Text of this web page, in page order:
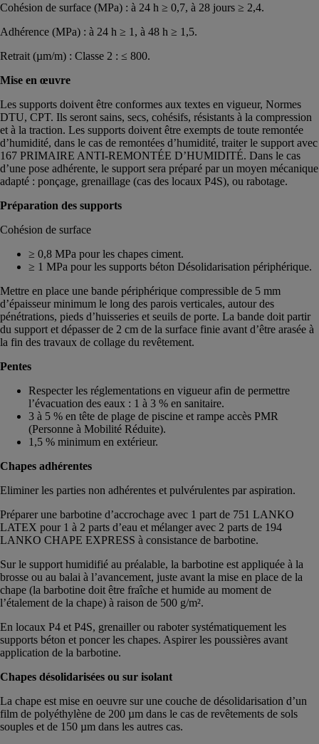
Cohésion de surface (MPa) : à 24 h ≥ 0,7, à 28 jours ≥ 2,4.
Adhérence (MPa) : à 24 h ≥ 1, à 48 h ≥ 1,5.
Retrait (µm/m) : Classe 2 : ≤ 800.
Mise en œuvre
Les supports doivent être conformes aux textes en vigueur, Normes
DTU, CPT. Ils seront sains, secs, cohésifs, résistants à la compression
et à la traction. Les supports doivent être exempts de toute remontée
d’humidité, dans le cas de remontées d’humidité, traiter le support avec
167 PRIMAIRE ANTI-REMONTÉE D’HUMIDITÉ. Dans le cas
d’une pose adhérente, le support sera préparé par un moyen mécanique
adapté : ponçage, grenaillage (cas des locaux P4S), ou rabotage.
Préparation des supports
Cohésion de surface
≥ 0,8 MPa pour les chapes ciment.
≥ 1 MPa pour les supports béton Désolidarisation périphérique.
Mettre en place une bande périphérique compressible de 5 mm
d’épaisseur minimum le long des parois verticales, autour des
pénétrations, pieds d’huisseries et seuils de porte. La bande doit partir
du support et dépasser de 2 cm de la surface finie avant d’être arasée à
la fin des travaux de collage du revêtement.
Pentes
Respecter les réglementations en vigueur afin de permettre
l’évacuation des eaux : 1 à 3 % en sanitaire.
3 à 5 % en tête de plage de piscine et rampe accès PMR
(Personne à Mobilité Réduite).
1,5 % minimum en extérieur.
Chapes adhérentes
Eliminer les parties non adhérentes et pulvérulentes par aspiration.
Préparer une barbotine d’accrochage avec 1 part de 751 LANKO
LATEX pour 1 à 2 parts d’eau et mélanger avec 2 parts de 194
LANKO CHAPE EXPRESS à consistance de barbotine.
Sur le support humidifié au préalable, la barbotine est appliquée à la
brosse ou au balai à l’avancement, juste avant la mise en place de la
chape (la barbotine doit être fraîche et humide au moment de
l’étalement de la chape) à raison de 500 g/m².
En locaux P4 et P4S, grenailler ou raboter systématiquement les
supports béton et poncer les chapes. Aspirer les poussières avant
application de la barbotine.
Chapes désolidarisées ou sur isolant
La chape est mise en oeuvre sur une couche de désolidarisation d’un
film de polyéthylène de 200 µm dans le cas de revêtements de sols
souples et de 150 µm dans les autres cas.